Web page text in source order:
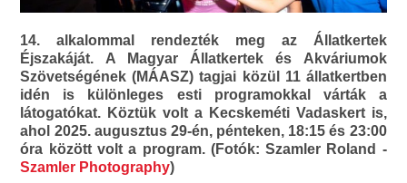
14. alkalommal rendezték meg az Állatkertek
Éjszakáját. A Magyar Állatkertek és Akváriumok
Szövetségének (MÁASZ) tagjai közül 11 állatkertben
idén is különleges esti programokkal várták a
látogatókat. Köztük volt a Kecskeméti Vadaskert is,
ahol 2025. augusztus 29-én, pénteken, 18:15 és 23:00
óra között volt a program. (Fotók: Szamler Roland -
Szamler Photography)